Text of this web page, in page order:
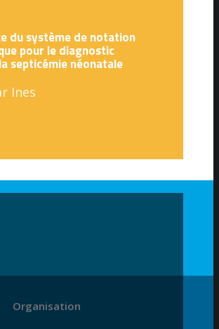
du système de notation
pour le diagnostic
septicémie néonatale
Ines
Organisation